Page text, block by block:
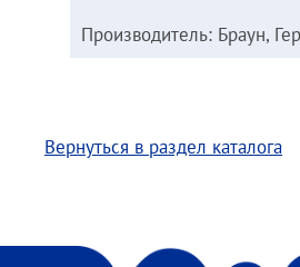
Производитель: Браун,
Вернуться в раздел каталога